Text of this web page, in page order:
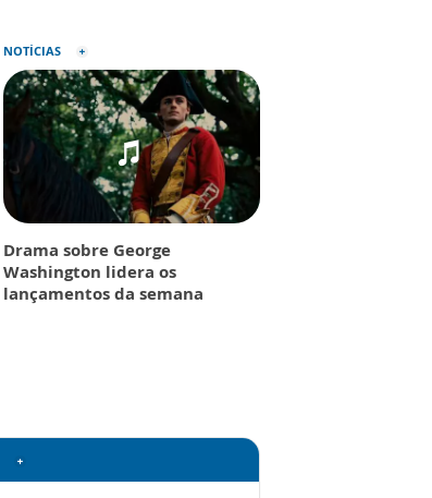
NOTÍCIAS
Drama sobre George
Washington lidera os
lançamentos da semana